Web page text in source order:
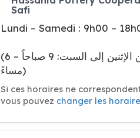
Safi
Lundi – Samedi : 9h00 –
(من الإثنين إلى السبت: 9 صباحاً – 6
مساءً)
Si ces horaires ne
vous pouvez changer les